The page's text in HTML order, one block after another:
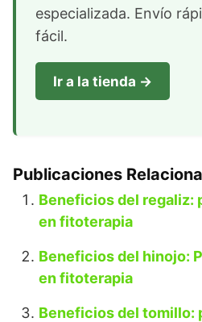
especializada. Envío
fácil.
Ir a la tienda →
Publicaciones
Beneficios del regaliz:
en fitoterapia
Beneficios del hinojo:
en fitoterapia
Beneficios del tomillo: